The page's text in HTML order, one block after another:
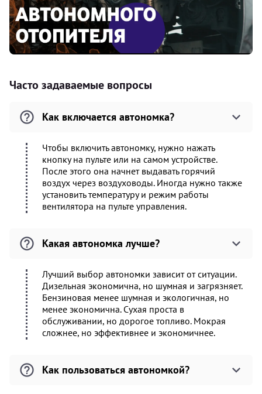
Часто задаваемые вопросы
Как включается автономка?
Чтобы включить автономку, нужно нажать
кнопку на пульте или на самом устройстве.
После этого она начнет выдавать горячий
воздух через воздуховоды. Иногда нужно также
установить температуру и режим работы
вентилятора на пульте управления.
Какая автономка лучше?
Лучший выбор автономки зависит от ситуации.
Дизельная экономична, но шумная и загрязняет.
Бензиновая менее шумная и экологичная, но
менее экономична. Сухая проста в
обслуживании, но дорогое топливо. Мокрая
сложнее, но эффективнее и экономичнее.
Как пользоваться автономкой?